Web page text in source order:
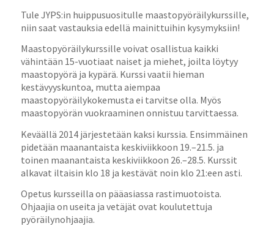
Tule JYPS:in huippusuositulle maastopyöräilykurssille,
niin saat vastauksia edellä mainittuihin kysymyksiin!
Maastopyöräilykurssille voivat osallistua kaikki
vähintään 15-vuotiaat naiset ja miehet, joilta löytyy
maastopyörä ja kypärä. Kurssi vaatii hieman
kestävyyskuntoa, mutta aiempaa
maastopyöräilykokemusta ei tarvitse olla. Myös
maastopyörän vuokraaminen onnistuu tarvittaessa.
Keväällä 2014 järjestetään kaksi kurssia. Ensimmäinen
pidetään maanantaista keskiviikkoon 19.–21.5. ja
toinen maanantaista keskiviikkoon 26.–28.5. Kurssit
alkavat iltaisin klo 18 ja kestävät noin klo 21:een asti.
Opetus kursseilla on pääasiassa rastimuotoista.
Ohjaajia on useita ja vetäjät ovat koulutettuja
pyöräilynohjaajia.